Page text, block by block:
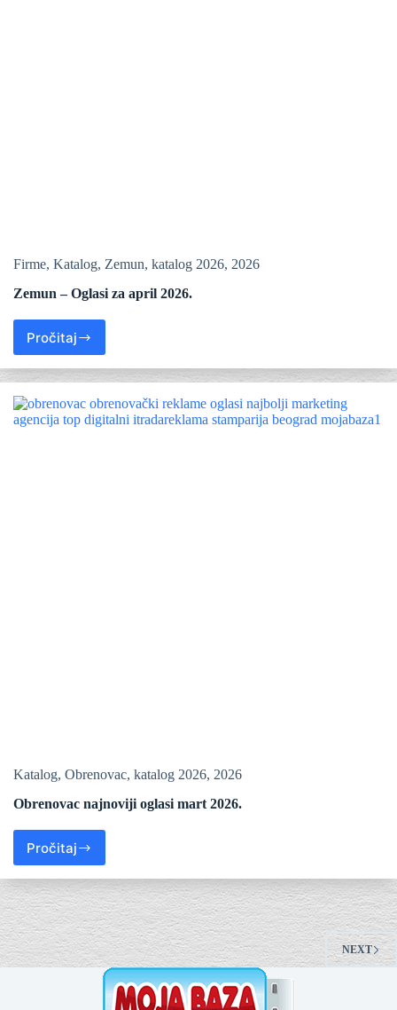
Firme, Katalog, Zemun, katalog 2026, 2026
Zemun – Oglasi za april 2026.
Pročitaj
Katalog, Obrenovac, katalog 2026, 2026
Obrenovac najnoviji oglasi mart 2026.
Pročitaj
NEXT